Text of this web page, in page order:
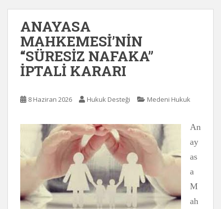
ANAYASA
MAHKEMESİ’NİN
“SÜRESİZ NAFAKA”
İPTALİ KARARI
8 Haziran 2026 Hukuk Desteği Medeni Hukuk
An
ay
as
a
M
ah